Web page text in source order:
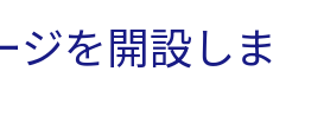
ジを開設しま